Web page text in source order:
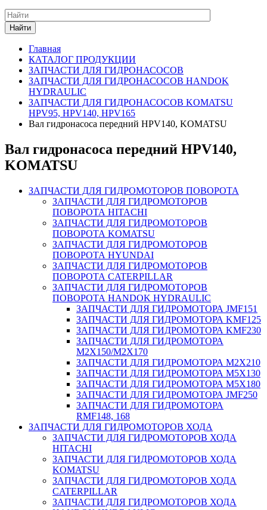
Найти
Главная
КАТАЛОГ ПРОДУКЦИИ
ЗАПЧАСТИ ДЛЯ ГИДРОНАСОСОВ
ЗАПЧАСТИ ДЛЯ ГИДРОНАСОСОВ HANDOK
HYDRAULIC
ЗАПЧАСТИ ДЛЯ ГИДРОНАСОСОВ KOMATSU
HPV95, HPV140, HPV165
Вал гидронасоса передний HPV140, KOMATSU
Вал гидронасоса передний HPV140,
KOMATSU
ЗАПЧАСТИ ДЛЯ ГИДРОМОТОРОВ ПОВОРОТА
ЗАПЧАСТИ ДЛЯ ГИДРОМОТОРОВ
ПОВОРОТА HITACHI
ЗАПЧАСТИ ДЛЯ ГИДРОМОТОРОВ
ПОВОРОТА KOMATSU
ЗАПЧАСТИ ДЛЯ ГИДРОМОТОРОВ
ПОВОРОТА HYUNDAI
ЗАПЧАСТИ ДЛЯ ГИДРОМОТОРОВ
ПОВОРОТА CATERPILLAR
ЗАПЧАСТИ ДЛЯ ГИДРОМОТОРОВ
ПОВОРОТА HANDOK HYDRAULIC
ЗАПЧАСТИ ДЛЯ ГИДРОМОТОРА JMF151
ЗАПЧАСТИ ДЛЯ ГИДРОМОТОРА KMF125
ЗАПЧАСТИ ДЛЯ ГИДРОМОТОРА KMF230
ЗАПЧАСТИ ДЛЯ ГИДРОМОТОРА
M2X150/M2X170
ЗАПЧАСТИ ДЛЯ ГИДРОМОТОРА M2X210
ЗАПЧАСТИ ДЛЯ ГИДРОМОТОРА M5X130
ЗАПЧАСТИ ДЛЯ ГИДРОМОТОРА M5X180
ЗАПЧАСТИ ДЛЯ ГИДРОМОТОРА JMF250
ЗАПЧАСТИ ДЛЯ ГИДРОМОТОРА
RMF148, 168
ЗАПЧАСТИ ДЛЯ ГИДРОМОТОРОВ ХОДА
ЗАПЧАСТИ ДЛЯ ГИДРОМОТОРОВ ХОДА
HITACHI
ЗАПЧАСТИ ДЛЯ ГИДРОМОТОРОВ ХОДА
KOMATSU
ЗАПЧАСТИ ДЛЯ ГИДРОМОТОРОВ ХОДА
CATERPILLAR
ЗАПЧАСТИ ДЛЯ ГИДРОМОТОРОВ ХОДА